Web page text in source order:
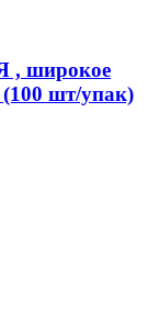
, широкое
(100 шт/упак)